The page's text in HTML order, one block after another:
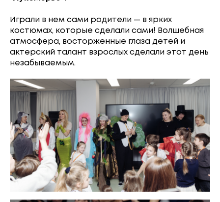
Играли в нем сами родители — в ярких
костюмах, которые сделали сами! Волшебная
атмосфера, восторженные глаза детей и
актерский талант взрослых сделали этот день
незабываемым.